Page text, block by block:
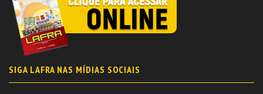
SIGA LAFRA NAS MÍDIAS SOCIAIS